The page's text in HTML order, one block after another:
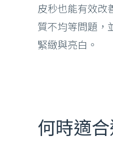
皮秒也能有效改
質不均等問題，
緊緻與亮白。
何時適